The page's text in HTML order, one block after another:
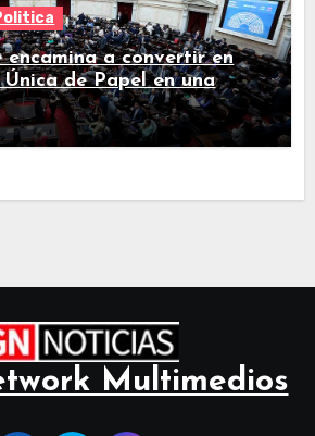
encamina a convertir en
de Papel en una
Multimedios